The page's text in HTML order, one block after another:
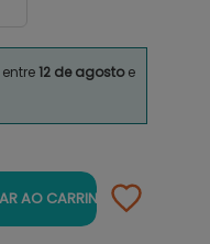
entre12 de agostoe
AO CARRINHO